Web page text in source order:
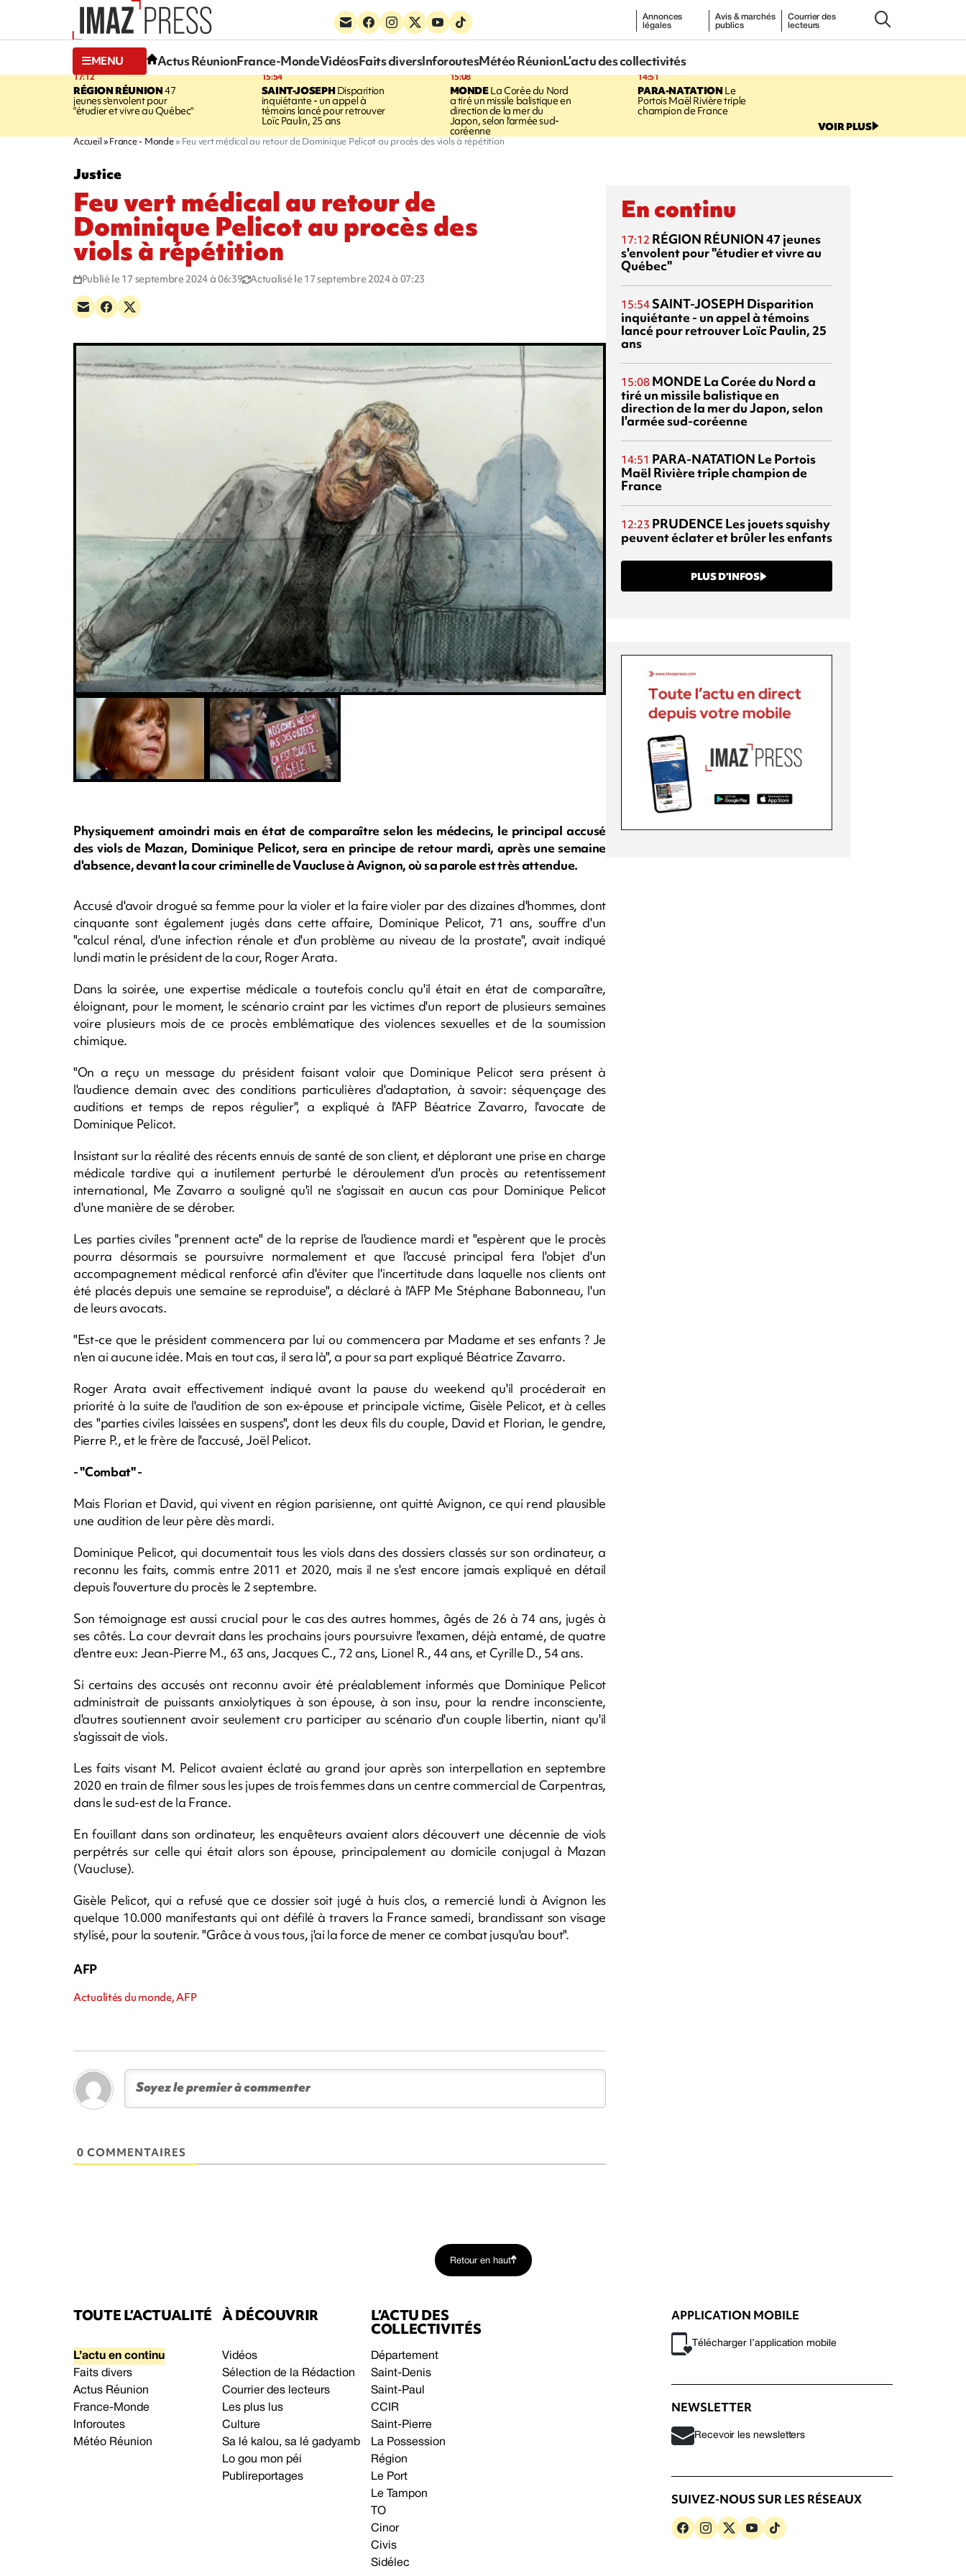
Annonces
légales
Avis & marchés
publics
Courrier des
lecteurs
MENU Actus RéunionFrance-MondeVidéosFaits diversInforoutesMétéo RéunionL’actu des collectivités
17:12
RÉGION RÉUNION47
jeunes s'envolent pour
"étudier et vivre au Québec"
15:54
SAINT-JOSEPHDisparition
inquiétante - un appel à
témoins lancé pour retrouver
Loïc Paulin, 25 ans
15:08
MONDELa Corée du Nord
a tiré un missile balistique en
direction de la mer du
Japon, selon l'armée sud-
coréenne
14:51
PARA-NATATIONLe
Portois Maël Rivière triple
champion de France
VOIR PLUS
Accueil France - Monde Feu vert médical au retour de Dominique Pelicot au procès des viols à répétition
Justice
Feu vert médical au retour de
Dominique Pelicot au procès des
viols à répétition
Publié le 17 septembre 2024 à 06:39 Actualisé le 17 septembre 2024 à 07:23
Physiquement amoindri mais en état de comparaître selon les médecins, le principal accusé
des viols de Mazan, Dominique Pelicot, sera en principe de retour mardi, après une semaine
d'absence, devant la cour criminelle de Vaucluse à Avignon, où sa parole est très attendue.
Accusé d'avoir drogué sa femme pour la violer et la faire violer par des dizaines d'hommes, dont
cinquante sont également jugés dans cette affaire, Dominique Pelicot, 71 ans, souffre d'un
"calcul rénal, d'une infection rénale et d'un problème au niveau de la prostate", avait indiqué
lundi matin le président de la cour, Roger Arata.
Dans la soirée, une expertise médicale a toutefois conclu qu'il était en état de comparaître,
éloignant, pour le moment, le scénario craint par les victimes d'un report de plusieurs semaines
voire plusieurs mois de ce procès emblématique des violences sexuelles et de la soumission
chimique.
"On a reçu un message du président faisant valoir que Dominique Pelicot sera présent à
l'audience demain avec des conditions particulières d'adaptation, à savoir: séquençage des
auditions et temps de repos régulier", a expliqué à l'AFP Béatrice Zavarro, l'avocate de
Dominique Pelicot.
Insistant sur la réalité des récents ennuis de santé de son client, et déplorant une prise en charge
médicale tardive qui a inutilement perturbé le déroulement d'un procès au retentissement
international, Me Zavarro a souligné qu'il ne s'agissait en aucun cas pour Dominique Pelicot
d'une manière de se dérober.
Les parties civiles "prennent acte" de la reprise de l'audience mardi et "espèrent que le procès
pourra désormais se poursuivre normalement et que l'accusé principal fera l'objet d'un
accompagnement médical renforcé afin d'éviter que l'incertitude dans laquelle nos clients ont
été placés depuis une semaine se reproduise", a déclaré à l'AFP Me Stéphane Babonneau, l'un
de leurs avocats.
"Est-ce que le président commencera par lui ou commencera par Madame et ses enfants ? Je
n'en ai aucune idée. Mais en tout cas, il sera là", a pour sa part expliqué Béatrice Zavarro.
Roger Arata avait effectivement indiqué avant la pause du weekend qu'il procéderait en
priorité à la suite de l'audition de son ex-épouse et principale victime, Gisèle Pelicot, et à celles
des "parties civiles laissées en suspens", dont les deux fils du couple, David et Florian, le gendre,
Pierre P., et le frère de l'accusé, Joël Pelicot.
- "Combat" -
Mais Florian et David, qui vivent en région parisienne, ont quitté Avignon, ce qui rend plausible
une audition de leur père dès mardi.
Dominique Pelicot, qui documentait tous les viols dans des dossiers classés sur son ordinateur, a
reconnu les faits, commis entre 2011 et 2020, mais il ne s'est encore jamais expliqué en détail
depuis l'ouverture du procès le 2 septembre.
Son témoignage est aussi crucial pour le cas des autres hommes, âgés de 26 à 74 ans, jugés à
ses côtés. La cour devrait dans les prochains jours poursuivre l'examen, déjà entamé, de quatre
d'entre eux: Jean-Pierre M., 63 ans, Jacques C., 72 ans, Lionel R., 44 ans, et Cyrille D., 54 ans.
Si certains des accusés ont reconnu avoir été préalablement informés que Dominique Pelicot
administrait de puissants anxiolytiques à son épouse, à son insu, pour la rendre inconsciente,
d'autres soutiennent avoir seulement cru participer au scénario d'un couple libertin, niant qu'il
s'agissait de viols.
Les faits visant M. Pelicot avaient éclaté au grand jour après son interpellation en septembre
2020 en train de filmer sous les jupes de trois femmes dans un centre commercial de Carpentras,
dans le sud-est de la France.
En fouillant dans son ordinateur, les enquêteurs avaient alors découvert une décennie de viols
perpétrés sur celle qui était alors son épouse, principalement au domicile conjugal à Mazan
(Vaucluse).
Gisèle Pelicot, qui a refusé que ce dossier soit jugé à huis clos, a remercié lundi à Avignon les
quelque 10.000 manifestants qui ont défilé à travers la France samedi, brandissant son visage
stylisé, pour la soutenir. "Grâce à vous tous, j'ai la force de mener ce combat jusqu'au bout".
AFP
Actualités du monde, AFP
0 COMMENTAIRES
En continu
17:12 RÉGION RÉUNION47 jeunes
s'envolent pour "étudier et vivre au
Québec"
15:54 SAINT-JOSEPH Disparition
inquiétante - un appel à témoins
lancé pour retrouver Loïc Paulin, 25
ans
15:08 MONDE La Corée du Nord a
tiré un missile balistique en
direction de la mer du Japon, selon
l'armée sud-coréenne
14:51 PARA-NATATION Le Portois
Maël Rivière triple champion de
France
12:23 PRUDENCE Les jouets squishy
peuvent éclater et brûler les enfants
PLUS D’INFOS
Retour en haut
TOUTE L’ACTUALITÉ
L’actu en continu
Faits divers
Actus Réunion
France-Monde
Inforoutes
Météo Réunion
À DÉCOUVRIR
Vidéos
Sélection de la Rédaction
Courrier des lecteurs
Les plus lus
Culture
Sa lé kalou, sa lé gadyamb
Lo gou mon péi
Publireportages
L’ACTU DES
COLLECTIVITÉS
Département
Saint-Denis
Saint-Paul
CCIR
Saint-Pierre
La Possession
Région
Le Port
Le Tampon
TO
Cinor
Civis
Sidélec
APPLICATION MOBILE
Télécharger l’application mobile
NEWSLETTER
Recevoir les newsletters
SUIVEZ-NOUS SUR LES RÉSEAUX